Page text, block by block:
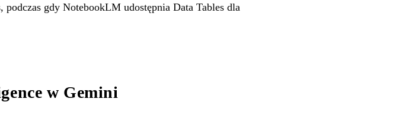
gdy NotebookLM udostępnia Data Tables dla
w Gemini